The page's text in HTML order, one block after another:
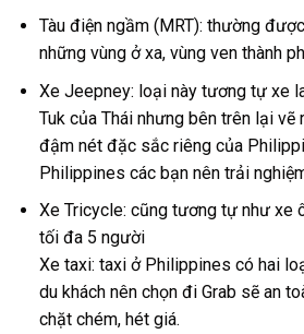
Tàu điện ngầm (MRT): thường
những vùng ở xa, vùng ven thành
Xe Jeepney: loại này tương tự xe
Tuk của Thái nhưng bên trên lại vẽ
đậm nét đặc sắc riêng của
Philippines các bạn nên trải
Xe Tricycle: cũng tương tự như xe
tối đa 5 người
Xe taxi: taxi ở Philippines có hai
du khách nên chọn đi Grab sẽ an
chặt chém, hét giá.